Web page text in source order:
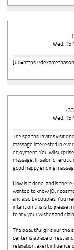
Wed, 15
[url=https://
Wed, 15
The spa thai invites visit
massage interested in
enjoyment. You
massage. In salon of erotic
good happy ending
How is it done, and is
wanted to know |Our
and also by couples. You
intention this is to please
to any your wishes and
The beautiful girls our the
center is a place of rest
relaxation, exert influence